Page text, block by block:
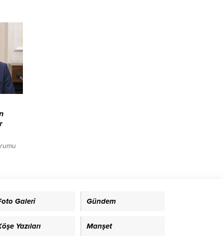
Dr.
Galeri Gündem
Yazıları Manşet